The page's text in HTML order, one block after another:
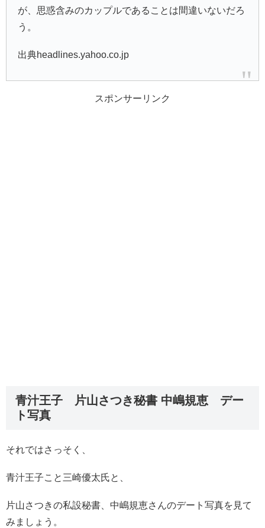
が、思惑含みのカップルであることは間違いないだろ
う。
出典headlines.yahoo.co.jp
スポンサーリンク
青汁王子 片山さつき秘書 中嶋規恵 デー
ト写真
それではさっそく、
青汁王子こと三崎優太氏と、
片山さつきの私設秘書、中嶋規恵さんのデート写真を見て
みましょう。